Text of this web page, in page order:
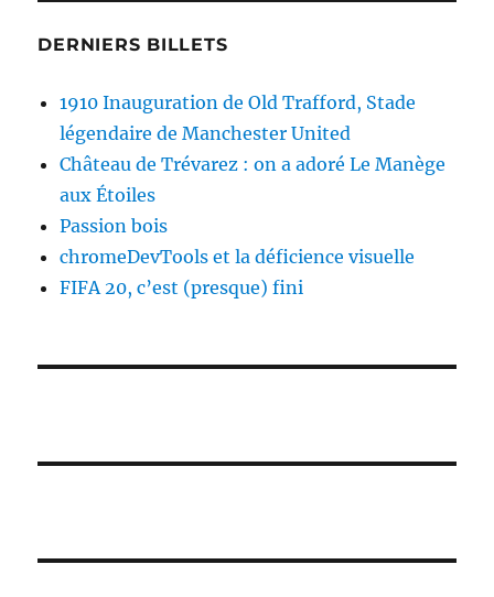
DERNIERS BILLETS
1910 Inauguration de Old Trafford, Stade
légendaire de Manchester United
Château de Trévarez : on a adoré Le Manège
aux Étoiles
Passion bois
chromeDevTools et la déficience visuelle
FIFA 20, c’est (presque) fini